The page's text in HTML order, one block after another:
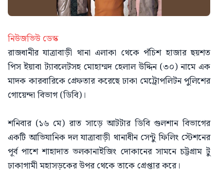
নিউজভিউ ডেস্ক
রাজধানীর যাত্রাবাড়ী থানা এলাকা থেকে পঁচিশ হাজার ছয়শত
পিস ইয়াবা ট্যাবলেটসহ মোহাম্মদ হেলাল উদ্দিন (৩০) নামে এক
মাদক কারবারিকে গ্রেফতার করেছে ঢাকা মেট্রোপলিটন পুলিশের
গোয়েন্দা বিভাগ (ডিবি)।
শনিবার (১৬ মে) রাত সাড়ে আটটার ডিবি গুলশান বিভাগের
একটি আভিযানিক দল যাত্রাবাড়ী থানাধীন সেন্টু ফিলিং স্টেশনের
পূর্ব পাশে শাহাদাত ভলকানাইজিং দোকানের সামনে চট্টগ্রাম টু
ঢাকাগামী মহাসড়কের উপর থেকে তাকে গ্রেপ্তার করে।